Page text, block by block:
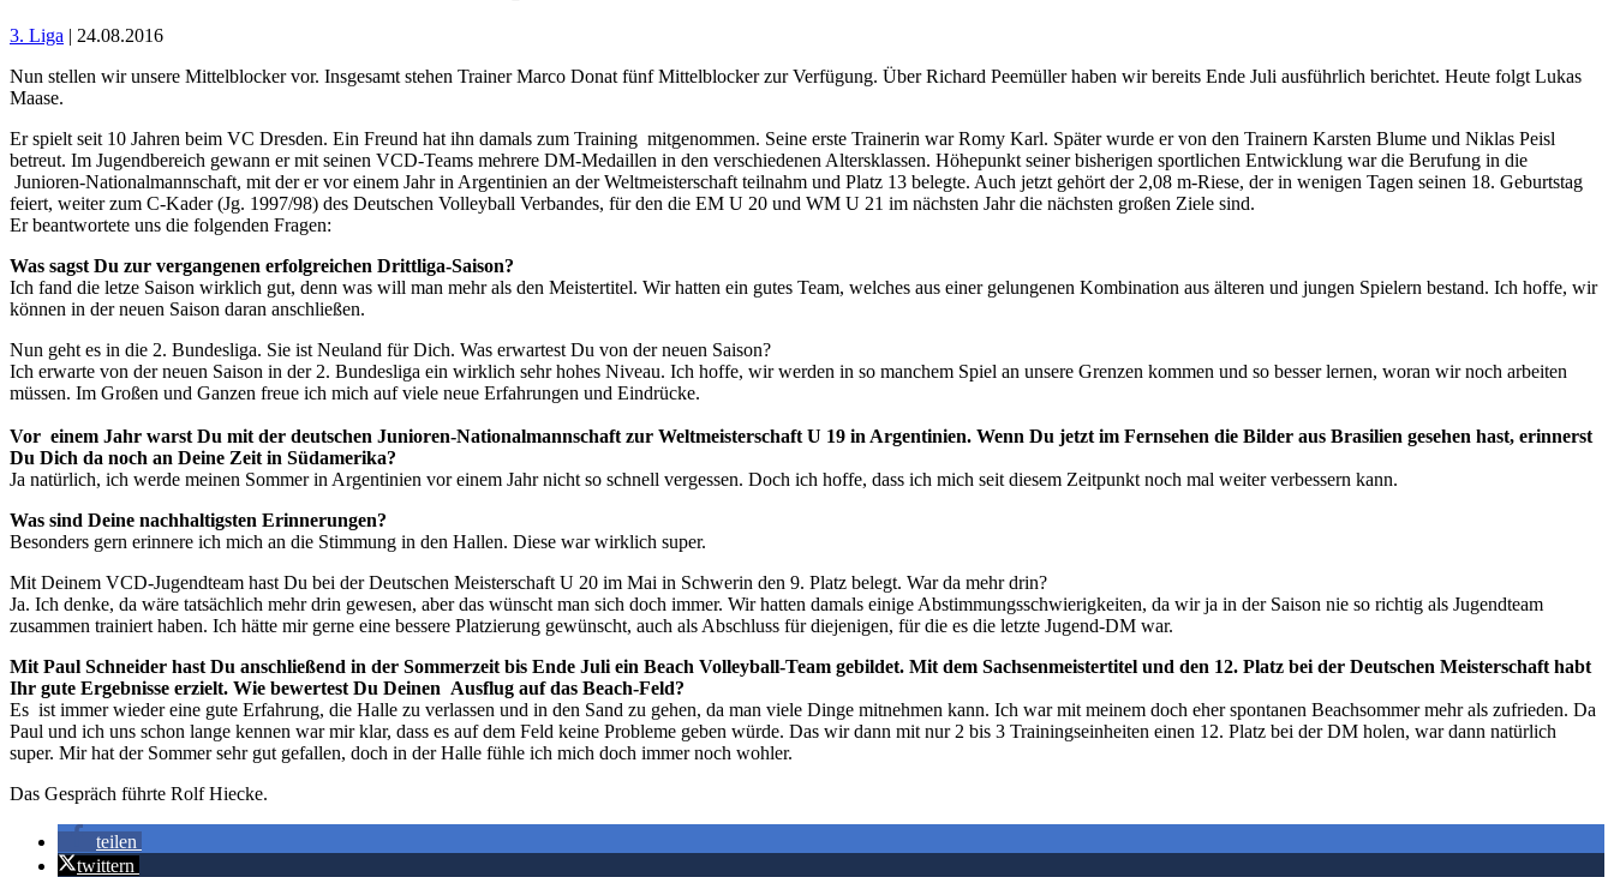
3. Liga | 24.08.2016
Nun stellen wir unsere Mittelblocker vor. Insgesamt stehen Trainer Marco Donat fünf Mittelblocker zur Verfügung. Über Richard Peemüller haben wir bereits Ende Juli ausführlich berichtet. Heute folgt Lukas
Maase.
Er spielt seit 10 Jahren beim VC Dresden. Ein Freund hat ihn damals zum Training mitgenommen. Seine erste Trainerin war Romy Karl. Später wurde er von den Trainern Karsten Blume und Niklas Peisl
betreut. Im Jugendbereich gewann er mit seinen VCD-Teams mehrere DM-Medaillen in den verschiedenen Altersklassen. Höhepunkt seiner bisherigen sportlichen Entwicklung war die Berufung in die
Junioren-Nationalmannschaft, mit der er vor einem Jahr in Argentinien an der Weltmeisterschaft teilnahm und Platz 13 belegte. Auch jetzt gehört der 2,08 m-Riese, der in wenigen Tagen seinen 18. Geburtstag
feiert, weiter zum C-Kader (Jg. 1997/98) des Deutschen Volleyball Verbandes, für den die EM U 20 und WM U 21 im nächsten Jahr die nächsten großen Ziele sind.
Er beantwortete uns die folgenden Fragen:
Was sagst Du zur vergangenen erfolgreichen Drittliga-Saison?
Ich fand die letze Saison wirklich gut, denn was will man mehr als den Meistertitel. Wir hatten ein gutes Team, welches aus einer gelungenen Kombination aus älteren und jungen Spielern bestand. Ich hoffe, wir
können in der neuen Saison daran anschließen.
Nun geht es in die 2. Bundesliga. Sie ist Neuland für Dich. Was erwartest Du von der neuen Saison?
Ich erwarte von der neuen Saison in der 2. Bundesliga ein wirklich sehr hohes Niveau. Ich hoffe, wir werden in so manchem Spiel an unsere Grenzen kommen und so besser lernen, woran wir noch arbeiten
müssen. Im Großen und Ganzen freue ich mich auf viele neue Erfahrungen und Eindrücke.
Vor einem Jahr warst Du mit der deutschen Junioren-Nationalmannschaft zur Weltmeisterschaft U 19 in Argentinien. Wenn Du jetzt im Fernsehen die Bilder aus Brasilien gesehen hast, erinnerst
Du Dich da noch an Deine Zeit in Südamerika?
Ja natürlich, ich werde meinen Sommer in Argentinien vor einem Jahr nicht so schnell vergessen. Doch ich hoffe, dass ich mich seit diesem Zeitpunkt noch mal weiter verbessern kann.
Was sind Deine nachhaltigsten Erinnerungen?
Besonders gern erinnere ich mich an die Stimmung in den Hallen. Diese war wirklich super.
Mit Deinem VCD-Jugendteam hast Du bei der Deutschen Meisterschaft U 20 im Mai in Schwerin den 9. Platz belegt. War da mehr drin?
Ja. Ich denke, da wäre tatsächlich mehr drin gewesen, aber das wünscht man sich doch immer. Wir hatten damals einige Abstimmungsschwierigkeiten, da wir ja in der Saison nie so richtig als Jugendteam
zusammen trainiert haben. Ich hätte mir gerne eine bessere Platzierung gewünscht, auch als Abschluss für diejenigen, für die es die letzte Jugend-DM war.
Mit Paul Schneider hast Du anschließend in der Sommerzeit bis Ende Juli ein Beach Volleyball-Team gebildet. Mit dem Sachsenmeistertitel und den 12. Platz bei der Deutschen Meisterschaft habt
Ihr gute Ergebnisse erzielt. Wie bewertest Du Deinen Ausflug auf das Beach-Feld?
Es ist immer wieder eine gute Erfahrung, die Halle zu verlassen und in den Sand zu gehen, da man viele Dinge mitnehmen kann. Ich war mit meinem doch eher spontanen Beachsommer mehr als zufrieden. Da
Paul und ich uns schon lange kennen war mir klar, dass es auf dem Feld keine Probleme geben würde. Das wir dann mit nur 2 bis 3 Trainingseinheiten einen 12. Platz bei der DM holen, war dann natürlich
super. Mir hat der Sommer sehr gut gefallen, doch in der Halle fühle ich mich doch immer noch wohler.
Das Gespräch führte Rolf Hiecke.
teilen
twittern